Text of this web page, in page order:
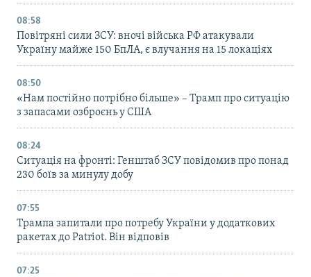
08:58
Повітряні сили ЗСУ: вночі війська РФ атакували
Україну майже 150 БпЛА, є влучання на 15 локаціях
08:50
«Нам постійно потрібно більше» – Трамп про ситуацію
з запасами озброєнь у США
08:24
Ситуація на фронті: Генштаб ЗСУ повідомив про понад
230 боїв за минулу добу
07:55
Трампа запитали про потребу України у додаткових
ракетах до Patriot. Він відповів
07:25